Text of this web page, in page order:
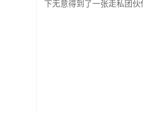
下无意得到了一张走私团伙